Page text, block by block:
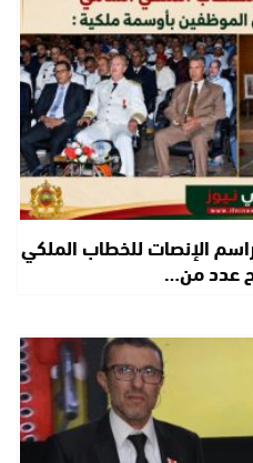
الإنصات للخطاب الملكي
عدد من…